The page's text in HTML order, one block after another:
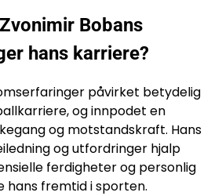
Bobans
hans karriere?
påvirket betydelig
og innpodet en
og motstandskraft. Hans
og utfordringer hjalp
ferdigheter og personlig
hans fremtid i sporten.